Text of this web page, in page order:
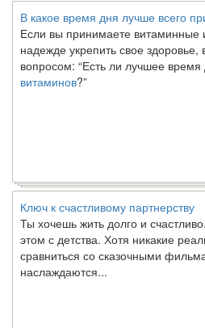
В какое время дня лучше всего
Если вы принимаете витаминные
надежде укрепить свое
вопросом: “Есть ли лучшее
витаминов ?”
Ты хочешь жить долго и
этом с детства. Хотя никакие
сравниться со сказочными
наслаждаются...